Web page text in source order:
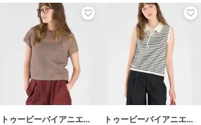
トゥービーバイアニエス
トゥービーバイアニエス